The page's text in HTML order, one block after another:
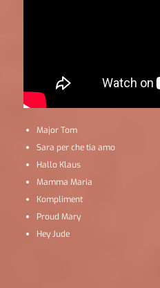
Major Tom
Sara per che tia amo
Hallo Klaus
Mamma Maria
Kompliment
Proud Mary
Hey Jude